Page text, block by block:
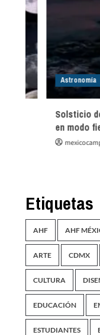
Astronomía
Solsticio de
en modo
mexicocampus
Etiquetas
AHF AHF
ARTE CDMX
CULTURA
EDUCACIÓN
ESTUDIANTES